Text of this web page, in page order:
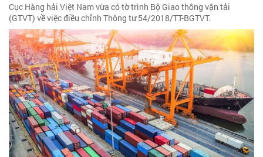
Cục Hàng hải Việt Nam vừa có tờ trình Bộ Giao thông vận tải
(GTVT) về việc điều chỉnh Thông tư 54/2018/TT-BGTVT.